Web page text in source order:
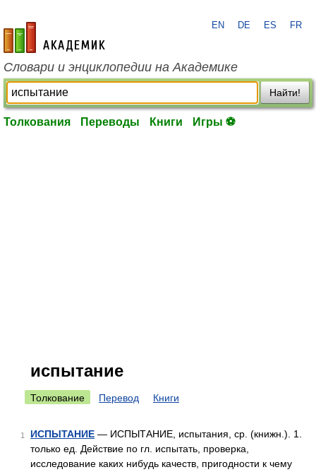
academic.ru
EN DE ES FR
Словари и энциклопедии на Академике
Найти!
Толкования Переводы Книги Игры ⚽
испытание
Толкование Перевод Книги
1 ИСПЫТАНИЕ — ИСПЫТАНИЕ, испытания, ср. (книжн.). 1.
только ед. Действие по гл. испытать, проверка,
исследование каких нибудь качеств, пригодности к чему